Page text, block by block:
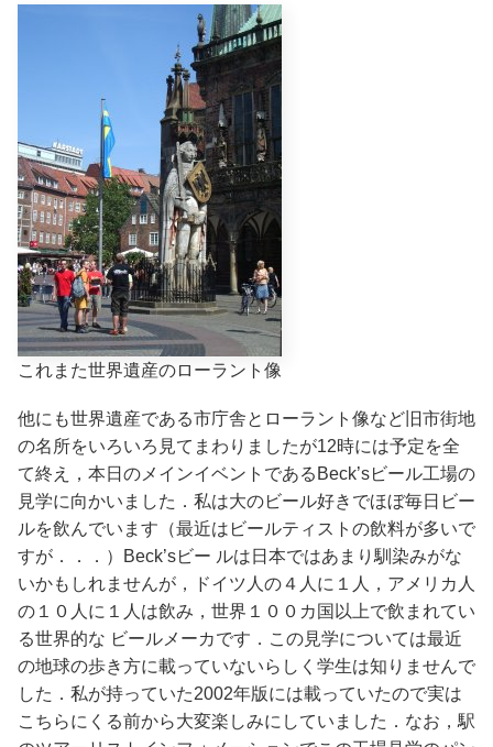
これまた世界遺産のローラント像
他にも世界遺産である市庁舎とローラント像など旧市街地
の名所をいろいろ見てまわりましたが12時には予定を全
て終え，本日のメインイベントであるBeck’sビール工場の
見学に向かいました．私は大のビール好きでほぼ毎日ビー
ルを飲んでいます（最近はビールティストの飲料が多いで
すが．．．）Beck’sビー ルは日本ではあまり馴染みがな
いかもしれませんが，ドイツ人の４人に１人，アメリカ人
の１０人に１人は飲み，世界１００カ国以上で飲まれてい
る世界的な ビールメーカです．この見学については最近
の地球の歩き方に載っていないらしく学生は知りませんで
した．私が持っていた2002年版には載っていたので実は
こちらにくる前から大変楽しみにしていました．なお，駅